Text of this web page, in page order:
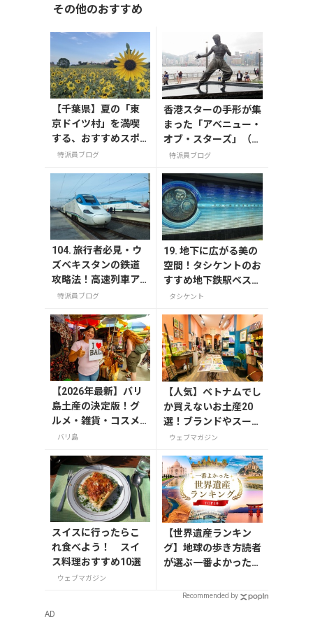
その他のおすすめ
【千葉県】夏の「東
京ドイツ村」を満喫
する、おすすめスポ
ット3選
特派員ブログ
香港スターの手形が集
まった「アベニュー・
オブ・スターズ」（星
光大道 / Avenue of St
特派員ブログ
104. 旅行者必見・ウ
ズベキスタンの鉄道
攻略法！高速列車ア
フラシアブ号から旅
まで
特派員ブログ
19. 地下に広がる美の
空間！タシケントのお
すすめ地下鉄駅ベスト
タシケント
【2026年最新】バリ
島土産の決定版！グ
ルメ・雑貨・コスメ
のおすすめ20選
バリ島
【人気】ベトナムでし
か買えないお土産20
選！ブランドやスーパ
ーのお菓子や雑貨まで
ウェブマガジン
スイスに行ったらこ
れ食べよう！ スイ
ス料理おすすめ10選
ウェブマガジン
【世界遺産ランキン
グ】地球の歩き方読者
が選ぶ一番よかった世
Recommended by
AD